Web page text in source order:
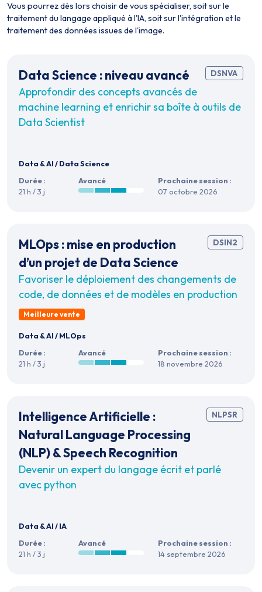
Vous pourrez dès lors choisir de vous spécialiser, soit sur le
traitement du langage appliqué à l'IA, soit sur l'intégration et le
traitement des données issues de l'image.
DSNVA
Data Science : niveau avancé
Approfondir des concepts avancés de
machine learning et enrichir sa boîte à outils de
Data Scientist
Data & AI/Data Science
Durée :
21 h / 3 j
Avancé
Prochaine session :
07 octobre 2026
DSIN2
MLOps : mise en production
d’un projet de Data Science
Favoriser le déploiement des changements de
code, de données et de modèles en production
Meilleure vente
Data & AI/MLOps
Durée :
21 h / 3 j
Avancé
Prochaine session :
18 novembre 2026
NLPSR
Intelligence Artificielle :
Natural Language Processing
(NLP) & Speech Recognition
Devenir un expert du langage écrit et parlé
avec python
Data & AI/IA
Durée :
21 h / 3 j
Avancé
Prochaine session :
14 septembre 2026